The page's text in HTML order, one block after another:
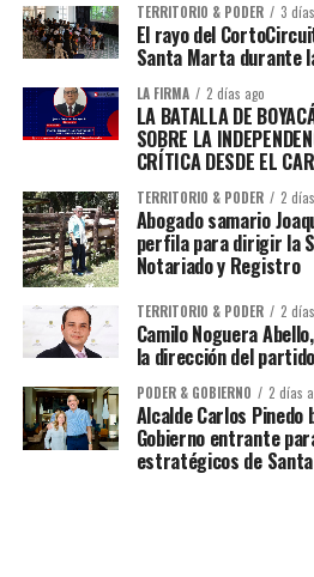
TERRITORIO & PODER 3
El rayo del
Santa Marta durante
LA FIRMA 2 días ago
LA BATALLA DE
SOBRE LA
CRÍTICA DESDE EL
TERRITORIO & PODER 2
Abogado samario
perfila para dirigir la
Notariado y Registro
TERRITORIO & PODER 2
Camilo Noguera
la dirección del
PODER & GOBIERNO 2 días
Alcalde Carlos Pinedo
Gobierno entrante
estratégicos de